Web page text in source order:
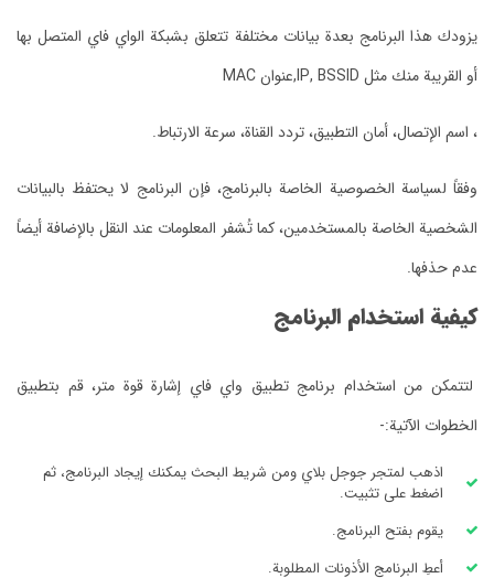
يزودك هذا البرنامج بعدة بيانات مختلفة تتعلق بشبكة الواي فاي المتصل بها
أو القريبة منك مثل IP, BSSID,عنوان MAC
، اسم الإتصال، أمان التطبيق، تردد القناة، سرعة الارتباط.
وفقاً لسياسة الخصوصية الخاصة بالبرنامج، فإن البرنامج لا يحتفظ بالبيانات
الشخصية الخاصة بالمستخدمين، كما تُشفر المعلومات عند النقل بالإضافة أيضاً
عدم حذفها.
كيفية استخدام البرنامج
لتتمكن من استخدام برنامج تطبيق واي فاي إشارة قوة متر، قم بتطبيق
الخطوات الآتية:-
اذهب لمتجر جوجل بلاي ومن شريط البحث يمكنك إيجاد البرنامج، ثم
اضغط على تثبيت.
يقوم بفتح البرنامج.
أعطِ البرنامج الأذونات المطلوبة.